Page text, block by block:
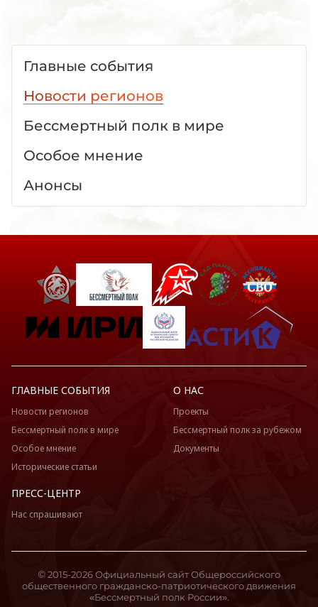
Главные события
Новости регионов
Бессмертный полк в мире
Особое мнение
Анонсы
ГЛАВНЫЕ СОБЫТИЯ
Новости регионов
Бессмертный полк в мире
Особое мнение
Исторические статьи
О НАС
Проекты
Бессмертный полк за рубежом
Документы
ПРЕСС-ЦЕНТР
Нас спрашивают
© 2015-2026 Официальный сайт Общероссийского
общественного гражданско-патриотического движения
«Бессмертный полк России».